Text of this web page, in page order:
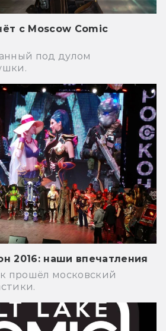
с Moscow Comic
под дулом
2016: наши впечатления
прошёл московский